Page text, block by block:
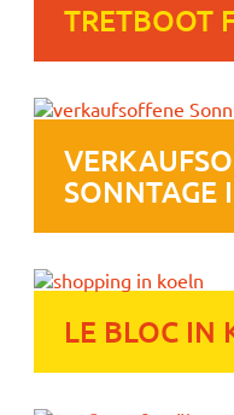
TRETBOOT
SONNTAGE
LE BLOC IN